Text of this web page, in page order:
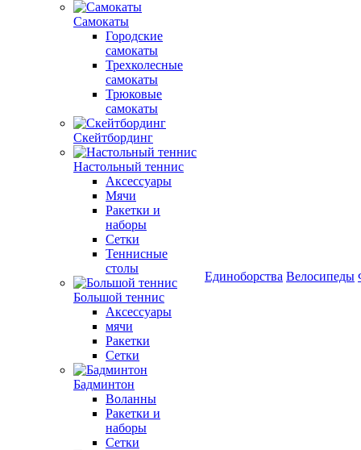
Самокаты
Городские
самокаты
Трехколесные
самокаты
Трюковые
самокаты
Скейтбординг
Настольный теннис
Аксессуары
Мячи
Ракетки и
наборы
Сетки
Теннисные
столы
Большой теннис
Аксессуары
мячи
Ракетки
Сетки
Бадминтон
Воланны
Ракетки и
наборы
Сетки
Единоборства Велосипеды